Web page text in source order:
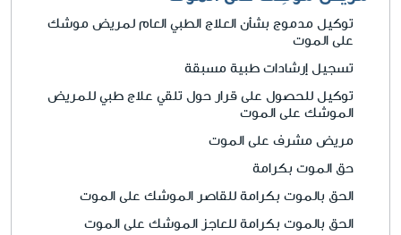
توكيل مدموج بشأن العلاج الطبي العام لمريض موشك
على الموت
تسجيل إرشادات طبية مسبقة
توكيل للحصول على قرار حول تلقي علاج طبي للمريض
الموشك على الموت
مريض مشرف على الموت
حق الموت بكرامة
الحق بالموت بكرامة للقاصر الموشك على الموت
الحق بالموت بكرامة للعاجز الموشك على الموت